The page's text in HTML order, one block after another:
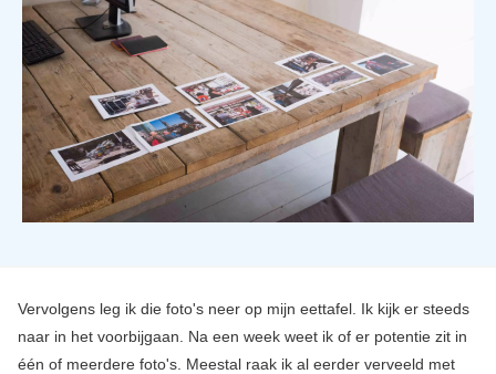
Vervolgens leg ik die foto's neer op mijn eettafel. Ik kijk er steeds
naar in het voorbijgaan. Na een week weet ik of er potentie zit in
één of meerdere foto's. Meestal raak ik al eerder verveeld met